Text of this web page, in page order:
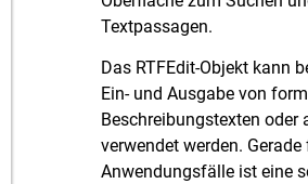
Textpassagen.
Das RTFEdit-Objekt kann
Ein- und Ausgabe von
Beschreibungstexten oder
verwendet werden.
Anwendungsfälle ist eine